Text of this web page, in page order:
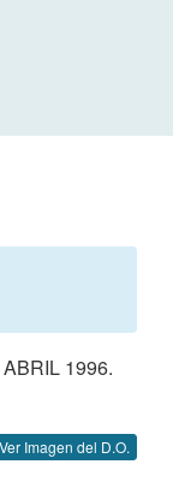
1996.
Ver Imagen del D.O.